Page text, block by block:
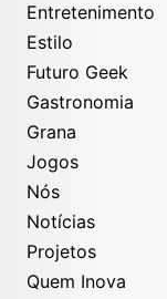
Entretenimento
Estilo
Futuro Geek
Gastronomia
Grana
Jogos
Nós
Notícias
Projetos
Quem Inova